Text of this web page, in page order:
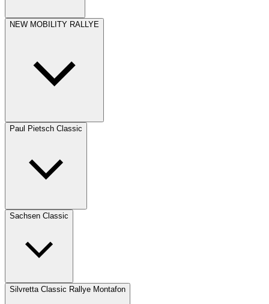
NEW MOBILITY RALLYE
Paul Pietsch Classic
Sachsen Classic
Silvretta Classic Rallye Montafon